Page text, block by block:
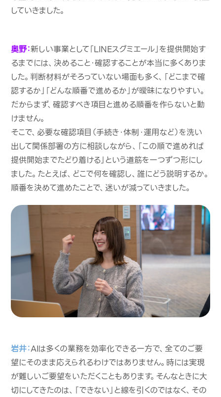
していきました。
奥野：新しい事業として「LINEスグミエール」を提供開始す
るまでには、決めること・確認することが本当に多くありま
した。判断材料がそろっていない場面も多く、「どこまで確
認するか」「どんな順番で進めるか」が曖昧になりやすい。
だからまず、確認すべき項目と進める順番を作らないと動
けません。
そこで、必要な確認項目（手続き・体制・運用など）を洗い
出して関係部署の方に相談しながら、「この順で進めれば
提供開始までたどり着ける」という道筋を一つずつ形にし
ました。たとえば、どこで何を確認し、誰にどう説明するか。
順番を決めて進めたことで、迷いが減っていきました。
岩井：AIは多くの業務を効率化できる一方で、全てのご要
望にそのまま応えられるわけではありません。時には実現
が難しいご要望をいただくこともあります。そんなときに大
切にしてきたのは、「できない」と線を引くのではなく、その